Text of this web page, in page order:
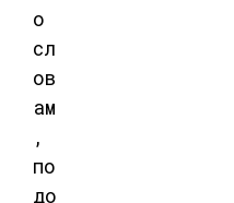
о
сл
ов
ам
,
по
до